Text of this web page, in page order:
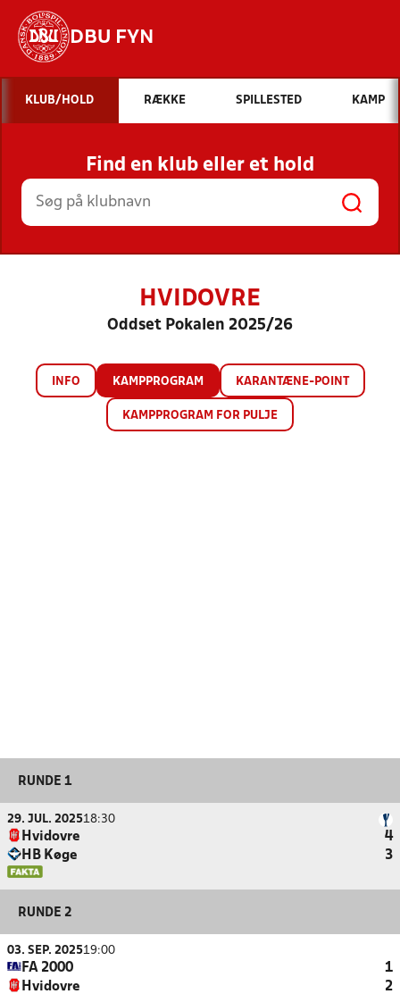
DBU FYN
Hvad vil du søge efter?
INDHOLD OG NYHEDER
STILLINGER, RESULTATER, KLUBBER OG
HOLD
KLUB/HOLD RÆKKE SPILLESTED KAMP
Find en klub eller et hold
HVIDOVRE
Oddset Pokalen 2025/26
INFO KAMPPROGRAM KARANTÆNE-POINT
KAMPPROGRAM FOR PULJE
RUNDE 1
29. JUL. 202518:30
Hvidovre
4
HB Køge
3
RUNDE 2
03. SEP. 202519:00
FA 2000
1
Hvidovre
2